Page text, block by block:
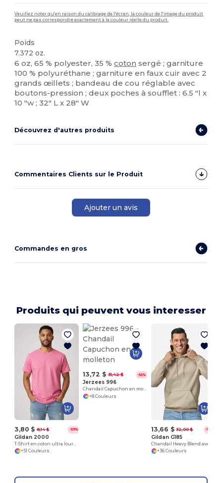
Veuillez noter qu'en raison du calibrage de l'écran, la couleur de l'image du produit
peut ne pas correspondre exactement à la couleur réelle du produit.
Poids
7.372 oz.
6 oz, 65 % polyester, 35 %coton sergé ; garniture
100 % polyuréthane ; garniture en faux cuir avec 2
grands œillets ; bandeau de cou réglable avec
boutons-pression ; deux poches à soufflet : 6.5 "l x
10 "w ; 32" L x 28" W
Découvrez d'autres produits
Commentaires Clients sur le Produit
Ajouter un avis
Commandes en gros
Produits qui peuvent vous interesser
3,80 $ 8,14 $ -53%
Gildan 2000
+51 Couleurs
13,72 $ 31,42 $ -56%
Jerzees 996
Chandail Capuchon en molleton
+8 Couleurs
13,66 $ 32,00 $ -57%
Gildan G185
+36 Couleurs